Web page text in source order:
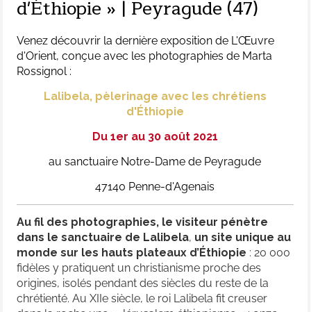
d'Éthiopie » | Peyragude (47)
Venez découvrir la dernière exposition de L'Œuvre
d'Orient, conçue avec les photographies de Marta
Rossignol :
Lalibela, pèlerinage avec les chrétiens
d'Éthiopie
Du 1er au 30 août 2021
au sanctuaire Notre-Dame de Peyragude
47140 Penne-d'Agenais
Au fil des photographies, le visiteur pénètre
dans le sanctuaire de Lalibela, un site unique au
monde sur les hauts plateaux d’Éthiopie : 20 000
fidèles y pratiquent un christianisme proche des
origines, isolés pendant des siècles du reste de la
chrétienté. Au XIIe siècle, le roi Lalibela fit creuser